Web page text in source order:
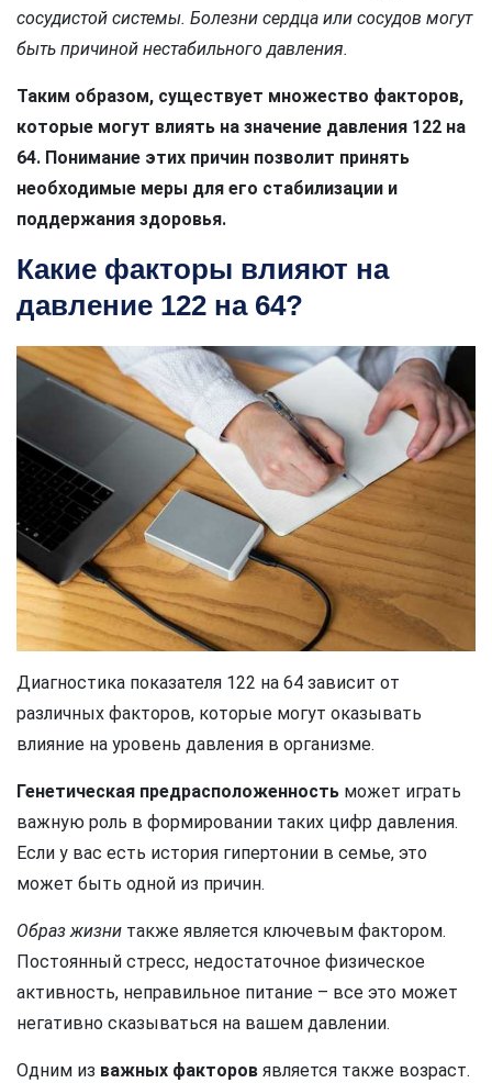
сосудистой системы. Болезни сердца или сосудов могут
быть причиной нестабильного давления.
Таким образом, существует множество факторов,
которые могут влиять на значение давления 122 на
64. Понимание этих причин позволит принять
необходимые меры для его стабилизации и
поддержания здоровья.
Какие факторы влияют на
давление 122 на 64?
Диагностика показателя 122 на 64 зависит от
различных факторов, которые могут оказывать
влияние на уровень давления в организме.
Генетическая предрасположенность может играть
важную роль в формировании таких цифр давления.
Если у вас есть история гипертонии в семье, это
может быть одной из причин.
Образ жизни также является ключевым фактором.
Постоянный стресс, недостаточное физическое
активность, неправильное питание – все это может
негативно сказываться на вашем давлении.
Одним из важных факторов является также возраст.